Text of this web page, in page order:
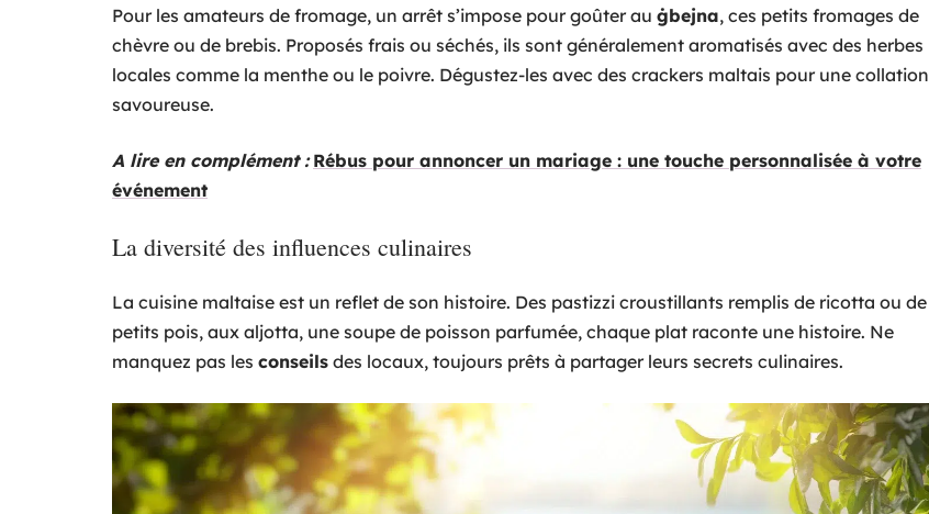
Pour les amateurs de fromage, un arrêt s’impose pour goûter au ġbejna, ces petits fromages de
chèvre ou de brebis. Proposés frais ou séchés, ils sont généralement aromatisés avec des herbes
locales comme la menthe ou le poivre. Dégustez-les avec des crackers maltais pour une collation
savoureuse.
A lire en complément : Rébus pour annoncer un mariage : une touche personnalisée à votre
événement
La diversité des influences culinaires
La cuisine maltaise est un reflet de son histoire. Des pastizzi croustillants remplis de ricotta ou de
petits pois, aux aljotta, une soupe de poisson parfumée, chaque plat raconte une histoire. Ne
manquez pas les conseils des locaux, toujours prêts à partager leurs secrets culinaires.